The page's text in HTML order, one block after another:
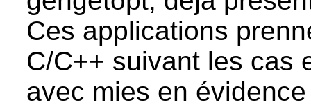
Ces applications
C/C++ suivant les cas
avec mies en